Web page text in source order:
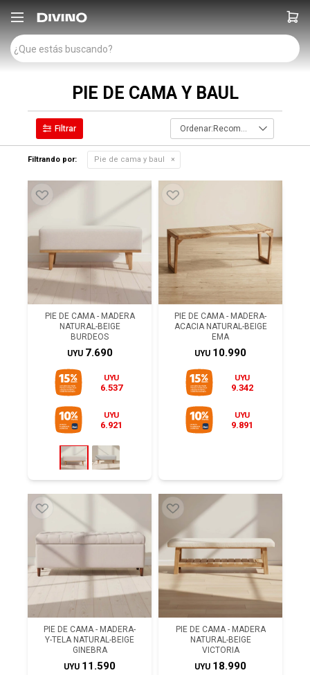

PIE DE CAMA Y BAUL
Recomendados
Filtrando por: Pie de cama y baul
PIE DE CAMA - MADERA
NATURAL-BEIGE
BURDEOS
UYU 7.690
UYU
6.537
UYU
6.921
PIE DE CAMA - MADERA-
ACACIA NATURAL-BEIGE
EMA
UYU 10.990
UYU
9.342
UYU
9.891
PIE DE CAMA - MADERA-
Y-TELA NATURAL-BEIGE
GINEBRA
UYU 11.590
PIE DE CAMA - MADERA
NATURAL-BEIGE
VICTORIA
UYU 18.990